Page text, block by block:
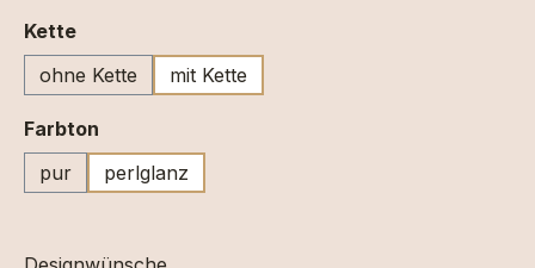
Ketteauswählen
ohne Kette
mit Kette
Farbton
pur
perlglanz